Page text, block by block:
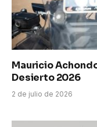
Mauricio
Desierto 2026
2 de julio de 2026